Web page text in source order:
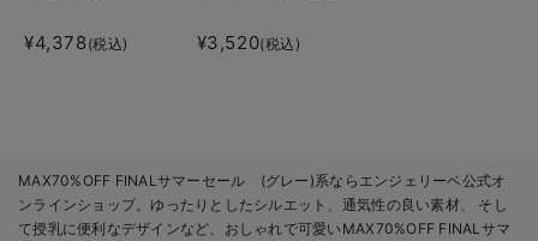
¥4,378(税込) ¥3,520(税込)
MAX70%OFF FINALサマーセール (グレー)系ならエンジェリーベ公式オ
ンラインショップ。ゆったりとしたシルエット、通気性の良い素材、 そし
て授乳に便利なデザインなど、おしゃれで可愛いMAX70%OFF FINALサマ